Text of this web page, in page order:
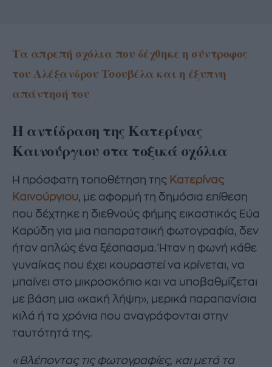
Τα απρεπή σχόλια που δέχθηκε η σύντροφος
του Αλέξανδρου Τσουβέλα και η έξυπνη
απάντησή του
Η αντίδραση της Κατερίνας
Καινούργιου στα τοξικά σχόλια
Η πρόσφατη τοποθέτηση της Κατερίνας
Καινούργιου , με αφορμή τη δημόσια επίθεση
που δέχτηκε η διεθνούς φήμης εικαστικός Εύα
Καρύδη για μια παπαρατσική φωτογραφία, δεν
ήταν απλώς ένα ξέσπασμα. Ήταν η φωνή κάθε
γυναίκας που έχει κουραστεί να κρίνεται, να
μπαίνει στο μικροσκόπιο και να υποβαθμίζεται
με βάση μια «κακή λήψη», μερικά παραπανίσια
κιλά ή τα χρόνια που αναγράφονται στην
ταυτότητά της.
«Βλέποντας τις φωτογραφίες, και μετά τα